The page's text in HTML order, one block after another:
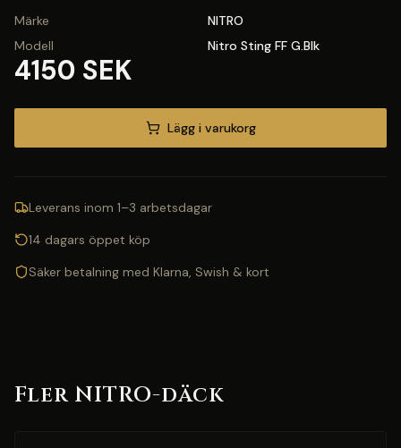
Märke
NITRO
Modell
Nitro Sting FF G.Blk
4150 SEK
Lägg i varukorg
Leverans inom 1–3 arbetsdagar
14 dagars öppet köp
Säker betalning med Klarna, Swish & kort
Fler NITRO-däck